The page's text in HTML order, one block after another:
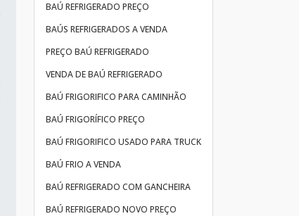
BAÚ REFRIGERADO PREÇO
BAÚS REFRIGERADOS A VENDA
PREÇO BAÚ REFRIGERADO
VENDA DE BAÚ REFRIGERADO
BAÚ FRIGORIFICO PARA CAMINHÃO
BAÚ FRIGORÍFICO PREÇO
BAÚ FRIGORIFICO USADO PARA TRUCK
BAÚ FRIO A VENDA
BAÚ REFRIGERADO COM GANCHEIRA
BAÚ REFRIGERADO NOVO PREÇO